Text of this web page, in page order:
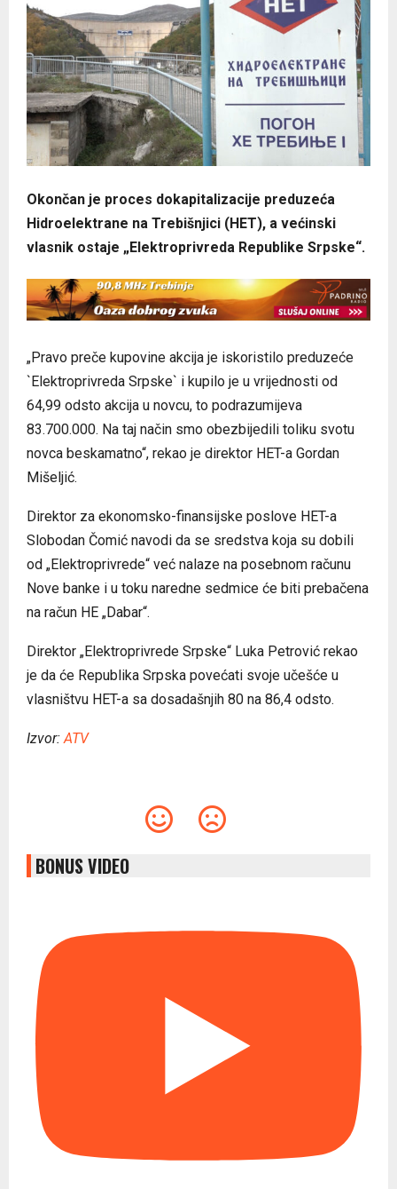
Okončan je proces dokapitalizacije preduzeća
Hidroelektrane na Trebišnjici (HET), a većinski
vlasnik ostaje „Elektroprivreda Republike Srpske“.
„Pravo preče kupovine akcija je iskoristilo preduzeće
`Elektroprivreda Srpske` i kupilo je u vrijednosti od
64,99 odsto akcija u novcu, to podrazumijeva
83.700.000. Na taj način smo obezbijedili toliku svotu
novca beskamatno“, rekao je direktor HET-a Gordan
Mišeljić.
Direktor za ekonomsko-finansijske poslove HET-a
Slobodan Čomić navodi da se sredstva koja su dobili
od „Elektroprivrede“ već nalaze na posebnom računu
Nove banke i u toku naredne sedmice će biti prebačena
na račun HE „Dabar“.
Direktor „Elektroprivrede Srpske“ Luka Petrović rekao
je da će Republika Srpska povećati svoje učešće u
vlasništvu HET-a sa dosadašnjih 80 na 86,4 odsto.
Izvor:ATV
BONUS VIDEO